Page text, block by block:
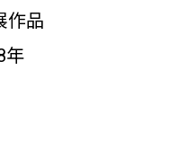
作品
年